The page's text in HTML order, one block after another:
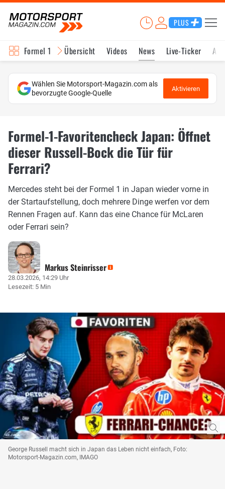
PLUS
Formel 1 Übersicht Videos News Live-Ticker
Wählen Sie Motorsport-Magazin.com als
bevorzugte Google-Quelle
Aktivieren
Formel-1-Favoritencheck Japan: Öffnet
dieser Russell-Bock die Tür für
Ferrari?
Mercedes steht bei der Formel 1 in Japan wieder vorne in
der Startaufstellung, doch mehrere Dinge werfen vor dem
Rennen Fragen auf. Kann das eine Chance für McLaren
oder Ferrari sein?
Markus Steinrisser
28.03.2026, 14:29 Uhr
Lesezeit: 5 Min
George Russell macht sich in Japan das Leben nicht einfach, Foto:
Motorsport-Magazin.com, IMAGO